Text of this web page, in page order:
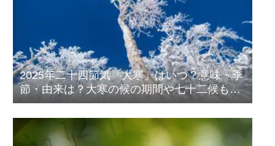
2025年二十四節気「大寒」はいつ？意味・季
節・由来は？大寒の候の期間や七十二候も紹
介！